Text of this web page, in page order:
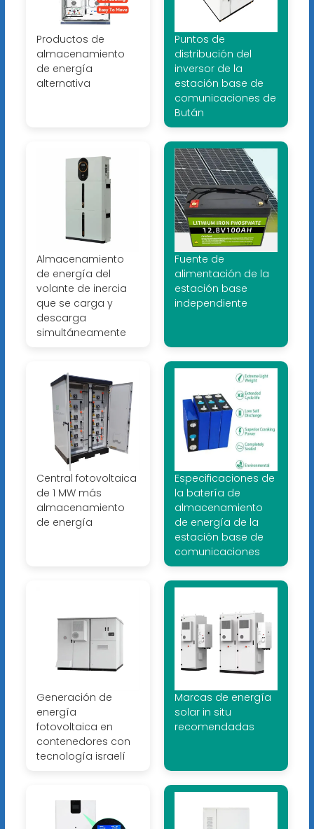
Productos de
almacenamiento
de energía
alternativa
Puntos de
distribución del
inversor de la
estación base de
comunicaciones de
Bután
Almacenamiento
de energía del
volante de inercia
que se carga y
descarga
simultáneamente
Fuente de
alimentación de la
estación base
independiente
Central fotovoltaica
de 1 MW más
almacenamiento
de energía
Especificaciones de
la batería de
almacenamiento
de energía de la
estación base de
comunicaciones
Generación de
energía
fotovoltaica en
contenedores con
tecnología israelí
Marcas de energía
solar in situ
recomendadas